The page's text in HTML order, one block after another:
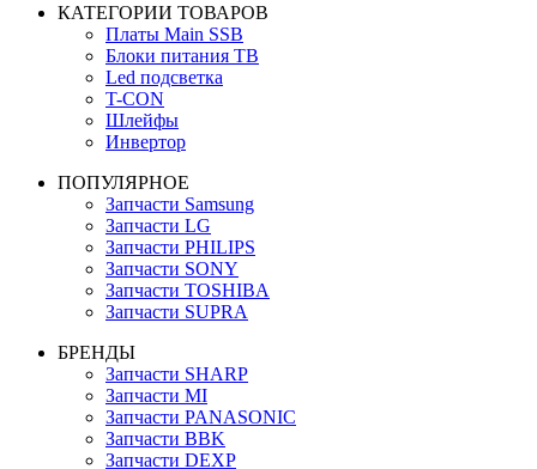
КАТЕГОРИИ ТОВАРОВ
Платы Main SSB
Блоки питания ТВ
Led подсветка
T-CON
Шлейфы
Инвертор
ПОПУЛЯРНОЕ
Запчасти Samsung
Запчасти LG
Запчасти PHILIPS
Запчасти SONY
Запчасти TOSHIBA
Запчасти SUPRA
БРЕНДЫ
Запчасти SHARP
Запчасти MI
Запчасти PANASONIC
Запчасти BBK
Запчасти DEXP